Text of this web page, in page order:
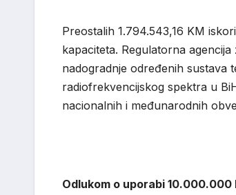
Preostalih 1.794.543,16 KM
kapaciteta. Regulatorna
nadogradnje određenih sustava
radiofrekvencijskog spektra u
nacionalnih i međunarodnih
Odlukom o uporabi